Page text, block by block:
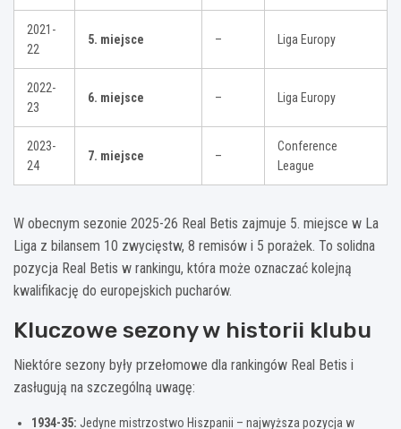
2021-
22
5. miejsce – Liga Europy
2022-
23
6. miejsce – Liga Europy
2023-
24
7. miejsce –
Conference
League
W obecnym sezonie 2025-26 Real Betis zajmuje 5. miejsce w La
Liga z bilansem 10 zwycięstw, 8 remisów i 5 porażek. To solidna
pozycja Real Betis w rankingu, która może oznaczać kolejną
kwalifikację do europejskich pucharów.
Kluczowe sezony w historii klubu
Niektóre sezony były przełomowe dla rankingów Real Betis i
zasługują na szczególną uwagę:
1934-35: Jedyne mistrzostwo Hiszpanii – najwyższa pozycja w